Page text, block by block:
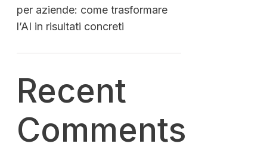
per aziende: come trasformare
l’AI in risultati concreti
Recent
Comments